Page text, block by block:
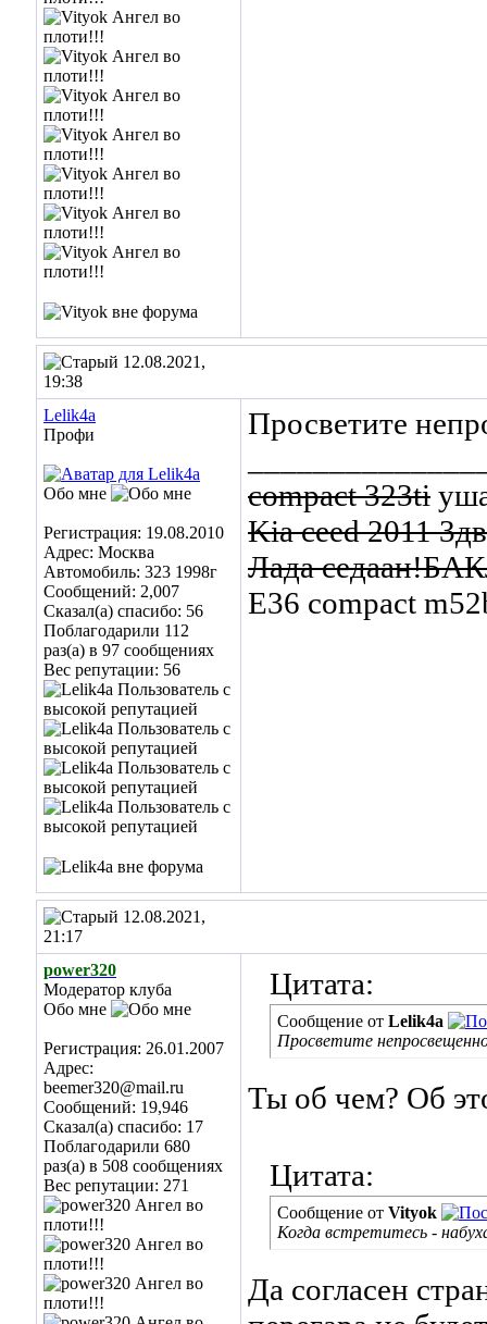
12.08.2021,
19:38
Lelik4a
Профи
Обо мне
Регистрация: 19.08.2010
Адрес: Москва
Автомобиль: 323 1998г
Сообщений: 2,007
Сказал(а) спасибо: 56
Поблагодарили 112
раз(а) в 97 сообщениях
Вес репутации: 56
Просветите
compact 323ti
Kia ceed 2011
Лада
Е36 compact
12.08.2021,
21:17
power320
Модератор клуба
Обо мне
Регистрация: 26.01.2007
Адрес:
beemer320@mail.ru
Сообщений: 19,946
Сказал(а) спасибо: 17
Поблагодарили 680
раз(а) в 508 сообщениях
Вес репутации: 271
Цитата:
Сообщение от Lelik4a
Просветите
Ты об чем? Об
Цитата:
Сообщение от Vityok
Когда встретитесь -
Да согласен